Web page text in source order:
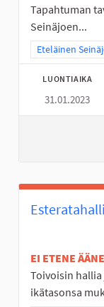
Tapahtuman
Seinäjoen...
Rajaa tulokset
Eteläinen
LUONTIAIKA
31.01.2023
EI ETENE
Toivoisin
ikätasonsa